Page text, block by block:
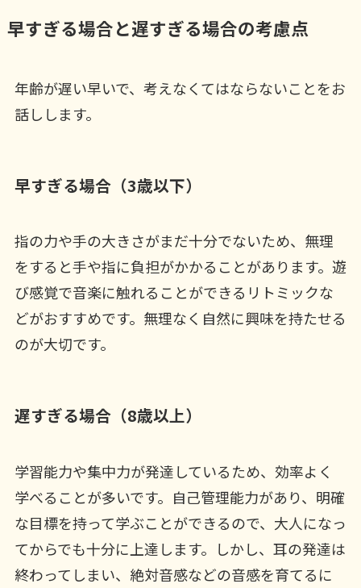
早すぎる場合と遅すぎる場合の考慮点
年齢が遅い早いで、考えなくてはならないことをお
話しします。
早すぎる場合（3歳以下）
指の力や手の大きさがまだ十分でないため、無理
をすると手や指に負担がかかることがあります。遊
び感覚で音楽に触れることができるリトミックな
どがおすすめです。無理なく自然に興味を持たせる
のが大切です。
遅すぎる場合（8歳以上）
学習能力や集中力が発達しているため、効率よく
学べることが多いです。自己管理能力があり、明確
な目標を持って学ぶことができるので、大人になっ
てからでも十分に上達します。しかし、耳の発達は
終わってしまい、絶対音感などの音感を育てるに